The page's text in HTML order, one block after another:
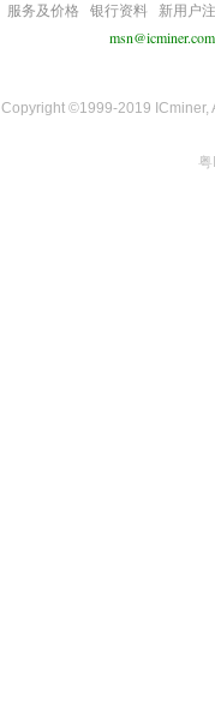
服务及价格 银行资料 新用户
msn@icminer.com
Copyright ©1999-2019 ICminer,